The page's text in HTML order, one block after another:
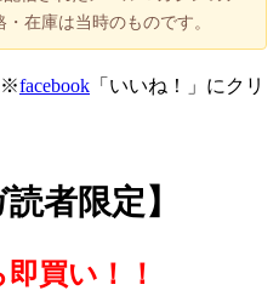
在庫は当時のものです。
※facebook 「いいね！」にクリ
者限定】
買い！！